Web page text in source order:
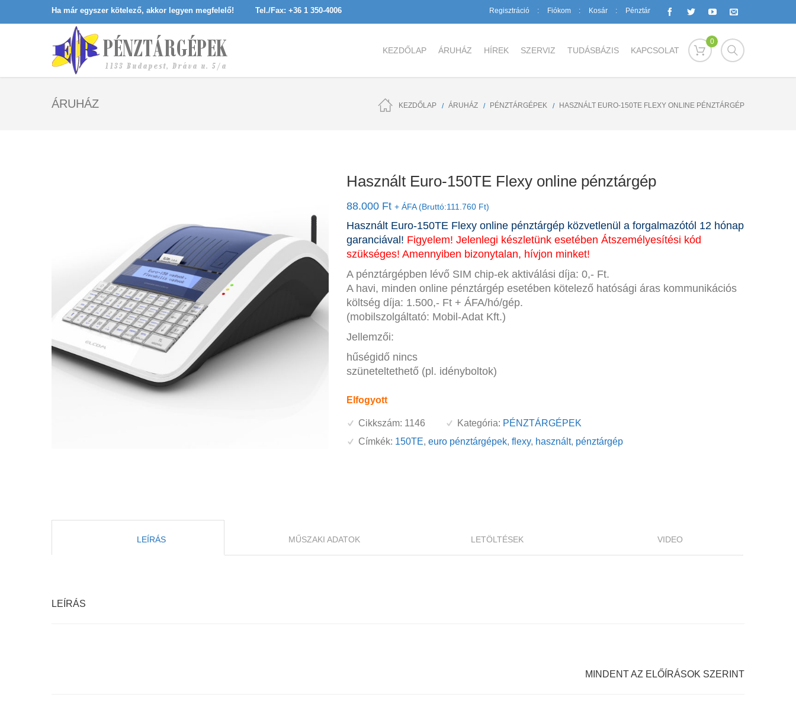
Ha már egyszer kötelező, akkor legyen megfelelő! Tel./Fax: +36 1 350-4006 Regisztráció Fiókom Kosár Pénztár
0
KEZDŐLAP ÁRUHÁZ HÍREK SZERVIZ TUDÁSBÁZIS KAPCSOLAT
ÁRUHÁZ KEZDŐLAP ÁRUHÁZ PÉNZTÁRGÉPEK HASZNÁLT EURO-150TE FLEXY ONLINE PÉNZTÁRGÉP
Használt Euro-150TE Flexy online pénztárgép
88.000 Ft + ÁFA (Bruttó:111.760 Ft)
Használt Euro-150TE Flexy online pénztárgép közvetlenül a forgalmazótól 12 hónap
garanciával! Figyelem! Jelenlegi készletünk esetében Átszemélyesítési kód
szükséges! Amennyiben bizonytalan, hívjon minket!
A pénztárgépben lévő SIM chip-ek aktiválási díja: 0,- Ft.
A havi, minden online pénztárgép esetében kötelező hatósági áras kommunikációs
költség díja: 1.500,- Ft + ÁFA/hó/gép.
(mobilszolgáltató: Mobil-Adat Kft.)
Jellemzői:
hűségidő nincs
szüneteltethető (pl. idényboltok)
Elfogyott
Cikkszám: 1146 Kategória: PÉNZTÁRGÉPEK
Címkék: 150TE, euro pénztárgépek, flexy, használt, pénztárgép
LEÍRÁS MŰSZAKI ADATOK LETÖLTÉSEK VIDEO
LEÍRÁS
MINDENT AZ ELŐÍRÁSOK SZERINT